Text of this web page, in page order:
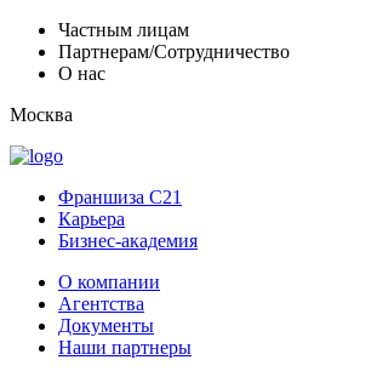
Частным лицам
Партнерам/Сотрудничество
О нас
Москва
Франшиза C21
Карьера
Бизнес-академия
О компании
Агентства
Документы
Наши партнеры